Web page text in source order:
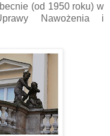
(od 1950 roku) w
Nawożenia i